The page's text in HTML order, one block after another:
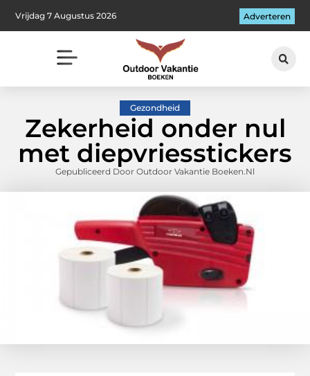
Vrijdag 7 Augustus 2026 Adverteren
Gezondheid
Zekerheid onder nul
met diepvriesstickers
Gepubliceerd Door Outdoor Vakantie Boeken.nl